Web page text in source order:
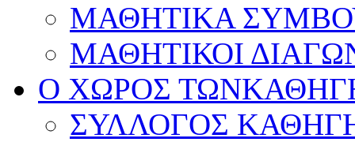
ΜΑΘΗΤΙΚΑ
ΜΑΘΗΤΙΚΟΙ
Ο ΧΩΡΟΣ ΤΩΝ
ΣΥΛΛΟΓΟΣ